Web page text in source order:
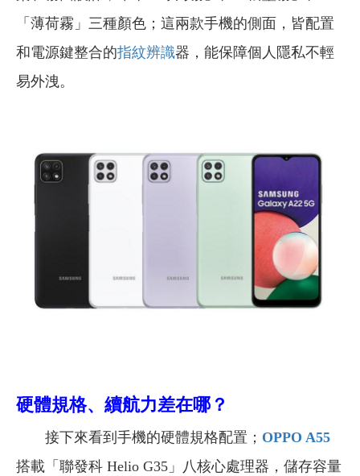
「薄荷霧」三種顏色；這兩款手機的側面，皆配置
和電源鍵整合的指紋辨識器，能保障個人隱私不輕
易外洩。
硬體規格、續航力差在哪？
接下來看到手機的硬體規格配置； OPPO A55
搭載「聯發科 Helio G35」八核心處理器，儲存容量